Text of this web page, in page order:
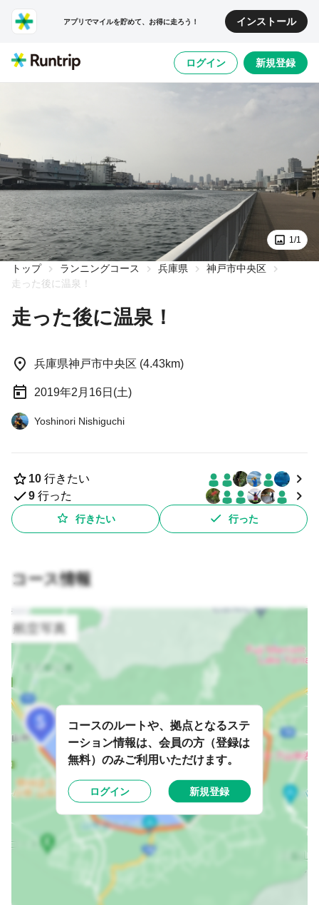
アプリでマイルを貯めて、お得に走ろう！ インストール
ログイン 新規登録
1/1
トップ ランニングコース 兵庫県
神戸市中央区
走った後に温泉！
走った後に温泉！
兵庫県神戸市中央区 (4.43km)
2019年2月16日(土)
Yoshinori Nishiguchi
10 行きたい
9 行った
行きたい 行った
コース情報
コースのルートや、拠点となるステ
ーション情報は、会員の方（登録は
無料）のみご利用いただけます。
ログイン 新規登録